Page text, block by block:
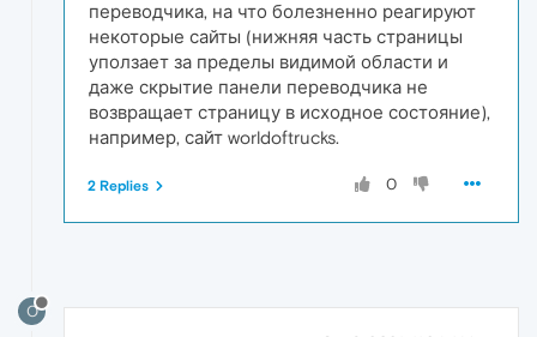
переводчика, на что болезненно реагируют
некоторые сайты (нижняя часть страницы
уползает за пределы видимой области и
даже скрытие панели переводчика не
возвращает страницу в исходное состояние),
например, сайт worldoftrucks.
0
2 Replies
O